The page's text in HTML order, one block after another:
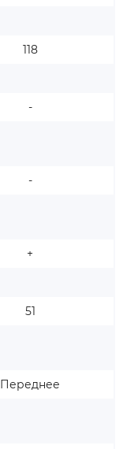
118
-
-
+
51
Переднее